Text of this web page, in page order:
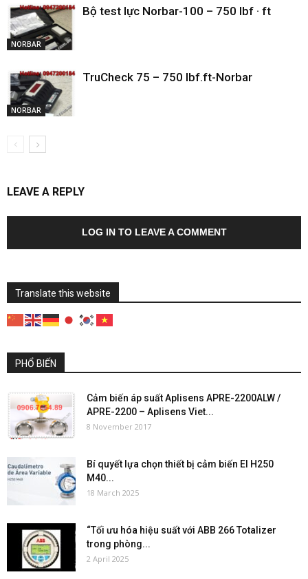
NORBAR
Bộ test lực Norbar-100 – 750 lbf · ft
NORBAR
TruCheck 75 – 750 lbf.ft-Norbar
LEAVE A REPLY
LOG IN TO LEAVE A COMMENT
Translate this website
PHỔ BIẾN
Cảm biến áp suất Aplisens APRE-2200ALW /
APRE-2200 – Aplisens Viet...
8 November 2017
Bí quyết lựa chọn thiết bị cảm biến El H250
M40...
18 March 2025
“Tối ưu hóa hiệu suất với ABB 266 Totalizer
trong phòng...
2 April 2025